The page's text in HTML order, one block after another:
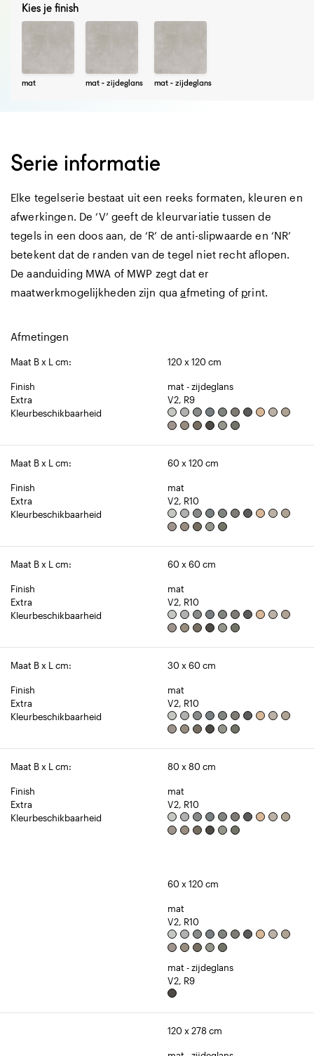
Kies je finish
mat mat - zijdeglans mat - zijdeglans
Serie informatie
Elke tegelserie bestaat uit een reeks formaten, kleuren en
afwerkingen. De ‘V’ geeft de kleurvariatie tussen de
tegels in een doos aan, de ‘R’ de anti-slipwaarde en ‘NR’
betekent dat de randen van de tegel niet recht aflopen.
De aanduiding MWA of MWP zegt dat er
maatwerkmogelijkheden zijn quaafmeting of print.
Afmetingen
Maat B x L cm: 120 x 120 cm
Finish
mat - zijdeglans
Extra
V2, R9
Kleurbeschikbaarheid
Maat B x L cm: 60 x 120 cm
Finish
mat
Extra
V2, R10
Kleurbeschikbaarheid
Maat B x L cm: 60 x 60 cm
Finish
mat
Extra
V2, R10
Kleurbeschikbaarheid
Maat B x L cm: 30 x 60 cm
Finish
mat
Extra
V2, R10
Kleurbeschikbaarheid
Maat B x L cm: 80 x 80 cm
Finish
mat
Extra
V2, R10
Kleurbeschikbaarheid
60 x 120 cm
mat
V2, R10
mat - zijdeglans
V2, R9
120 x 278 cm